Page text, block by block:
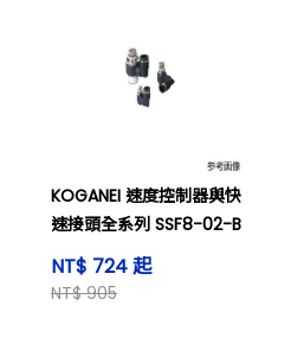
KOGANEI 速度控制器與快
速接頭全系列 SSF8-02-B
NT$ 724 起
NT$ 905